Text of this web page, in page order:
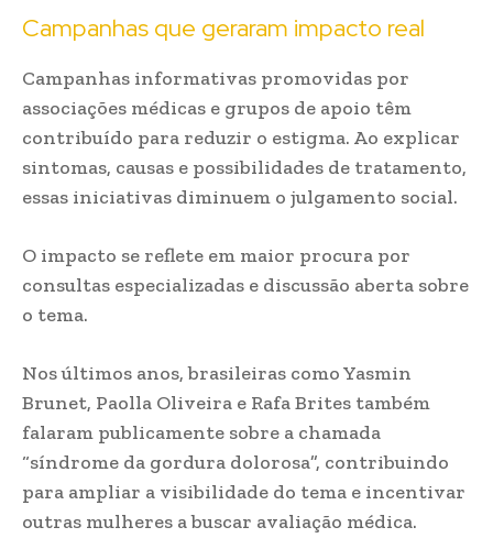
Campanhas que geraram impacto real
Campanhas informativas promovidas por
associações médicas e grupos de apoio têm
contribuído para reduzir o estigma. Ao explicar
sintomas, causas e possibilidades de tratamento,
essas iniciativas diminuem o julgamento social.
O impacto se reflete em maior procura por
consultas especializadas e discussão aberta sobre
o tema.
Nos últimos anos, brasileiras como Yasmin
Brunet, Paolla Oliveira e Rafa Brites também
falaram publicamente sobre a chamada
“síndrome da gordura dolorosa”, contribuindo
para ampliar a visibilidade do tema e incentivar
outras mulheres a buscar avaliação médica.